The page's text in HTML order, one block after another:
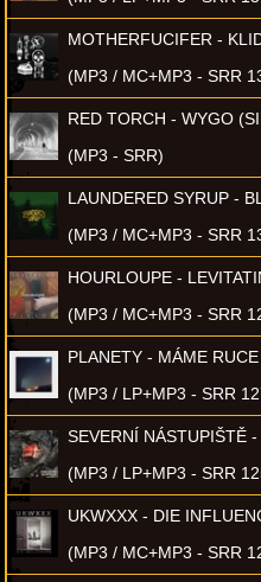
MOTHERFUCIFER -
(MP3 / MC+MP3 - SRR
RED TORCH - WYGO
(MP3 - SRR)
LAUNDERED SYRUP -
(MP3 / MC+MP3 - SRR
HOURLOUPE -
(MP3 / MC+MP3 - SRR
PLANETY - MÁME
(MP3 / LP+MP3 - SRR
SEVERNÍ NÁSTUPIŠTĚ
(MP3 / LP+MP3 - SRR
UKWXXX - DIE
(MP3 / MC+MP3 - SRR